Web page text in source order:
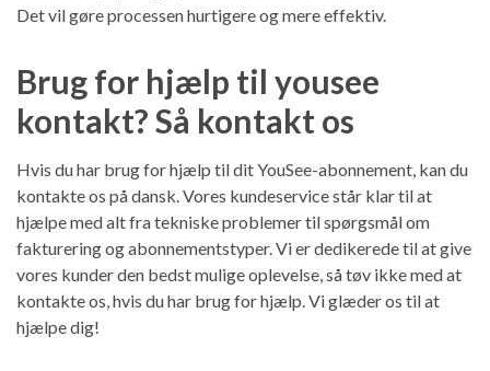
Det vil gøre processen hurtigere og mere effektiv.
Brug for hjælp til yousee
kontakt? Så kontakt os
Hvis du har brug for hjælp til dit YouSee-abonnement, kan du
kontakte os på dansk. Vores kundeservice står klar til at
hjælpe med alt fra tekniske problemer til spørgsmål om
fakturering og abonnementstyper. Vi er dedikerede til at give
vores kunder den bedst mulige oplevelse, så tøv ikke med at
kontakte os, hvis du har brug for hjælp. Vi glæder os til at
hjælpe dig!